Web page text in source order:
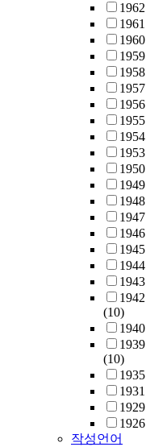
1962
1961
1960
1959
1958
1957
1956
1955
1954
1953
1950
1949
1948
1947
1946
1945
1944
1943
1942
(10)
1940
1939
(10)
1935
1931
1929
1926
작성언어